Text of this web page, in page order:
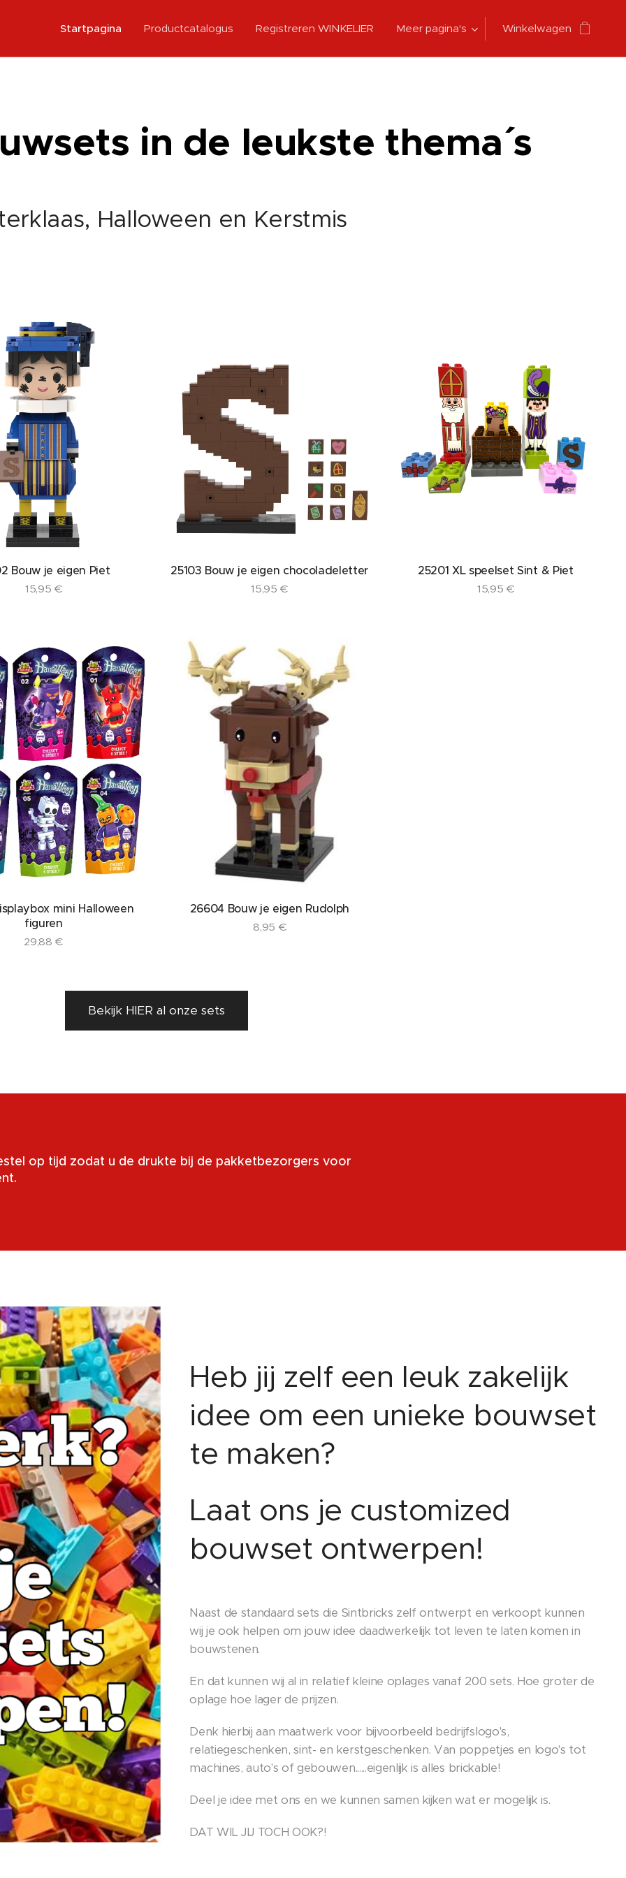
Startpagina Productcatalogus Registreren WINKELIER Meer pagina's Winkelwagen
in de leukste thema´´ s
Halloween en Kerstmis
Bouw je eigen Piet
15,95 €
25103 Bouw je eigen chocoladeletter
15,95 €
25201 XL speelset Sint & Piet
15,95 €
mini Halloween
figuren
29,88 €
26604 Bouw je eigen Rudolph
8,95 €
Bekijk HIER al onze sets
op tijd zodat u de drukte bij de pakketbezorgers voor
Heb jij zelf een leuk zakelijk
idee om een unieke bouwset
te maken?
Laat ons je customized
bouwset ontwerpen!
Naast de standaard sets die Sintbricks zelf ontwerpt en verkoopt kunnen
wij je ook helpen om jouw idee daadwerkelijk tot leven te laten komen in
bouwstenen.
En dat kunnen wij al in relatief kleine oplages vanaf 200 sets. Hoe groter de
oplage hoe lager de prijzen.
Denk hierbij aan maatwerk voor bijvoorbeeld bedrijfslogo's,
relatiegeschenken, sint- en kerstgeschenken. Van poppetjes en logo's tot
machines, auto's of gebouwen......eigenlijk is alles brickable!
Deel je idee met ons en we kunnen samen kijken wat er mogelijk is.
DAT WIL JIJ TOCH OOK?!